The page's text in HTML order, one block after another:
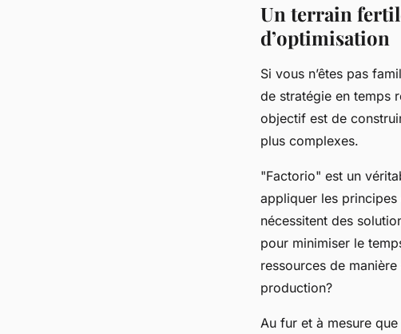
Un terrain
d’optimisation
Si vous n’êtes pas
de stratégie en temps
objectif est de
plus complexes.
"Factorio" est un
appliquer les
nécessitent des
pour minimiser le
ressources de
production?
Au fur et à mesure